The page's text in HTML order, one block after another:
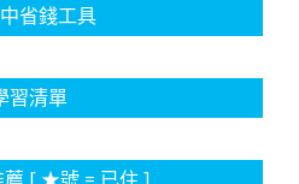
省錢工具
習清單